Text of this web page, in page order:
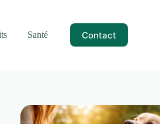
Santé Contact